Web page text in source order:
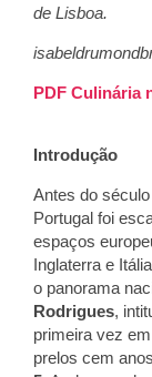
de Lisboa.
PDF Culinária
Introdução
Antes do
Portugal foi
espaços
Inglaterra e
o panorama
Rodrigues,
primeira vez
prelos cem